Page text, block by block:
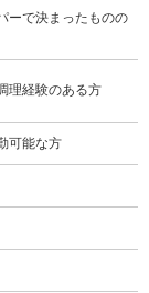
ーで決まったものの
理経験のある方
可能な方